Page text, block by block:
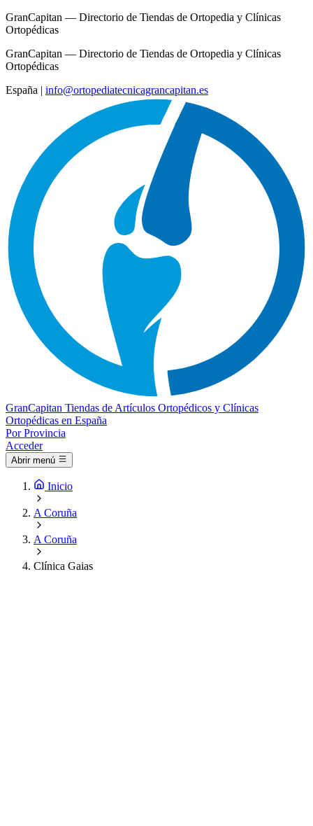
GranCapitan — Directorio de Tiendas de Ortopedia y Clínicas
Ortopédicas
GranCapitan — Directorio de Tiendas de Ortopedia y Clínicas
Ortopédicas
España | info@ortopediatecnicagrancapitan.es
GranCapitan Tiendas de Artículos Ortopédicos y Clínicas
Ortopédicas en España
Por Provincia
Acceder
Abrir menú
Inicio
A Coruña
A Coruña
Clínica Gaias